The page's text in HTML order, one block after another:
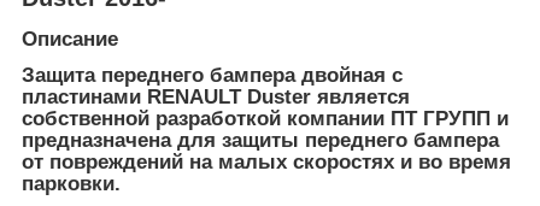
Описание
Защита переднего бампера двойная с
пластинами RENAULT Duster является
собственной разработкой компании ПТ ГРУПП и
предназначена для защиты переднего бампера
от повреждений на малых скоростях и во время
парковки.